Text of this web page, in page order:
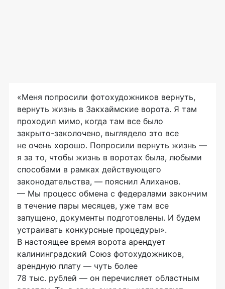
«Меня попросили фотохудожников вернуть,
вернуть жизнь в Закхаймские ворота. Я там
проходил мимо, когда там все было
закрыто-заколочено, выглядело это все
не очень хорошо. Попросили вернуть жизнь —
я за то, чтобы жизнь в воротах была, любыми
способами в рамках действующего
законодательства, — пояснил Алиханов.
— Мы процесс обмена с федералами закончим
в течение пары месяцев, уже там все
запущено, документы подготовлены. И будем
устраивать конкурсные процедуры».
В настоящее время ворота арендует
калининградский Союз фотохудожников,
арендную плату — чуть более
78 тыс. рублей — он перечисляет областным